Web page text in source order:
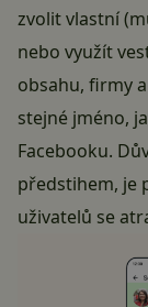
zvolit vlastní
nebo využít
obsahu, firmy
stejné jméno,
Facebooku.
předstihem, je
uživatelů se